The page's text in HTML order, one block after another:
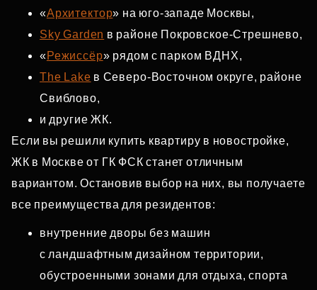
«Архитектор» на юго‑западе Москвы,
Sky Garden в районе Покровское‑Стрешнево,
«Режиссёр» рядом с парком ВДНХ,
The Lake в Северо‑Восточном округе, районе
Свиблово,
и другие ЖК.
Если вы решили купить квартиру в новостройке,
ЖК в Москве от ГК ФСК станет отличным
вариантом. Остановив выбор на них, вы получаете
все преимущества для резидентов:
внутренние дворы без машин
с ландшафтным дизайном территории,
обустроенными зонами для отдыха, спорта